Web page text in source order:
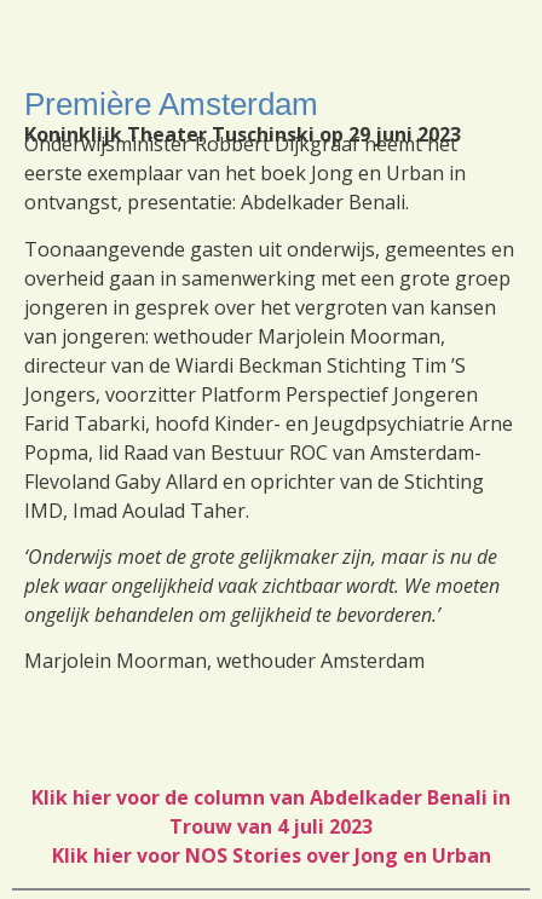
Première Amsterdam
Koninklijk Theater Tuschinski op 29 juni 2023
Onderwijsminister Robbert Dijkgraaf neemt het
eerste exemplaar van het boek Jong en Urban in
ontvangst, presentatie: Abdelkader Benali.
Toonaangevende gasten uit onderwijs, gemeentes en
overheid gaan in samenwerking met een grote groep
jongeren in gesprek over het vergroten van kansen
van jongeren: wethouder Marjolein Moorman,
directeur van de Wiardi Beckman Stichting Tim ’S
Jongers, voorzitter Platform Perspectief Jongeren
Farid Tabarki, hoofd Kinder- en Jeugdpsychiatrie Arne
Popma, lid Raad van Bestuur ROC van Amsterdam-
Flevoland Gaby Allard en oprichter van de Stichting
IMD, Imad Aoulad Taher.
‘Onderwijs moet de grote gelijkmaker zijn, maar is nu de
plek waar ongelijkheid vaak zichtbaar wordt. We moeten
ongelijk behandelen om gelijkheid te bevorderen.’
Marjolein Moorman, wethouder Amsterdam
Klik hier voor de column van Abdelkader Benali in
Trouw van 4 juli 2023
Klik hier voor NOS Stories over Jong en Urban